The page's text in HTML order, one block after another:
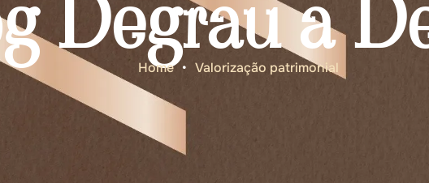
Home • Valorização patrimonial